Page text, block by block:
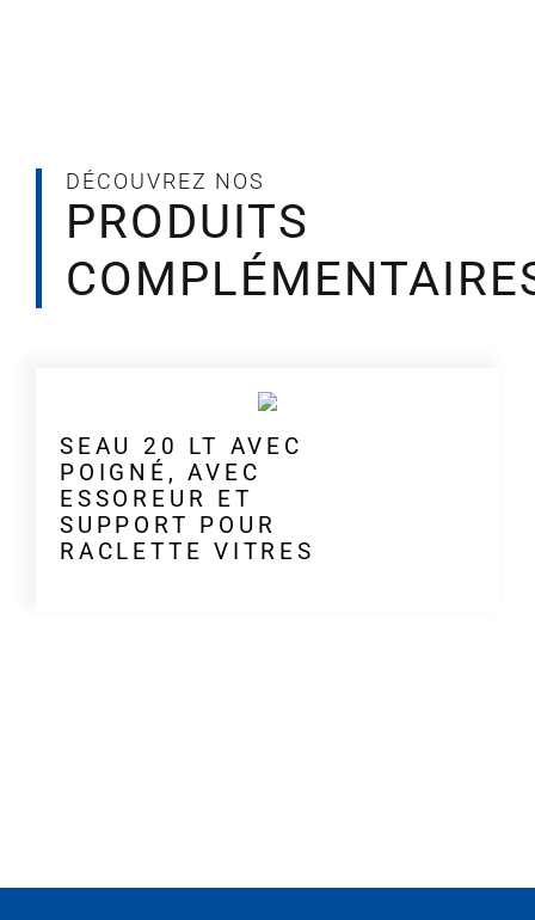
DÉCOUVREZ NOS
PRODUITS
SEAU 20 LT AVEC
POIGNÉ, AVEC
ESSOREUR ET
SUPPORT POUR
RACLETTE VITRES